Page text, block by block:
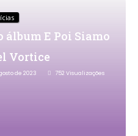
E Poi Siamo
Vortice
de 2023 752 Visualizações